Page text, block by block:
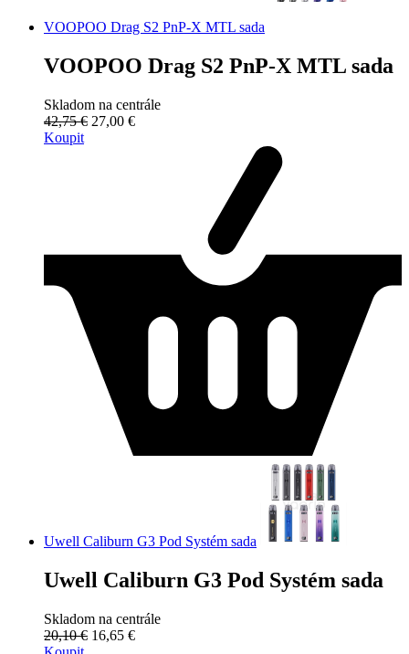
VOOPOO Drag S2 PnP-X MTL sada
VOOPOO Drag S2 PnP-X MTL sada
Skladom na centrále
42,75 € 27,00 €
Koupit
Uwell Caliburn G3 Pod Systém sada
Uwell Caliburn G3 Pod Systém sada
Skladom na centrále
20,10 € 16,65 €